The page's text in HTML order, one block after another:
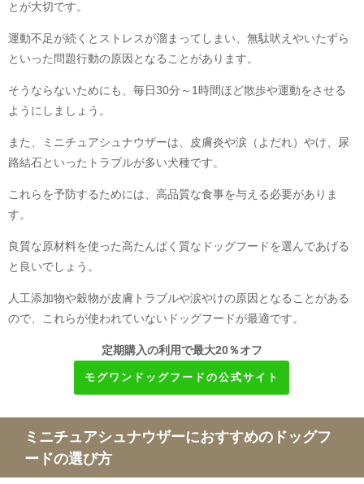
とが大切です。
運動不足が続くとストレスが溜まってしまい、無駄吠えやいたずら
といった問題行動の原因となることがあります。
そうならないためにも、毎日30分～1時間ほど散歩や運動をさせる
ようにしましょう。
また、ミニチュアシュナウザーは、皮膚炎や涙（よだれ）やけ、尿
路結石といったトラブルが多い犬種です。
これらを予防するためには、高品質な食事を与える必要がありま
す。
良質な原材料を使った高たんぱく質なドッグフードを選んであげる
と良いでしょう。
人工添加物や穀物が皮膚トラブルや涙やけの原因となることがある
ので、これらが使われていないドッグフードが最適です。
定期購入の利用で最大20％オフ
モグワンドッグフードの公式サイト
ミニチュアシュナウザーにおすすめのドッグフ
ードの選び方